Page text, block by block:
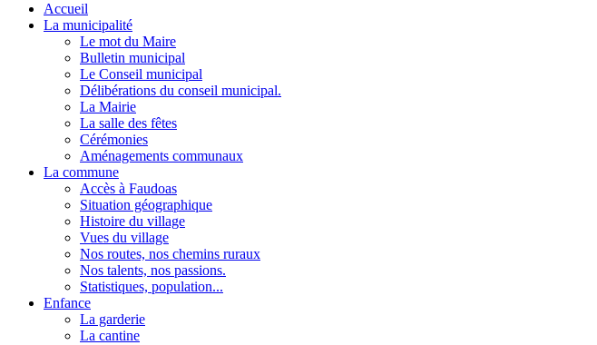
Accueil
La municipalité
Le mot du Maire
Bulletin municipal
Le Conseil municipal
Délibérations du conseil municipal.
La Mairie
La salle des fêtes
Cérémonies
Aménagements communaux
La commune
Accès à Faudoas
Situation géographique
Histoire du village
Vues du village
Nos routes, nos chemins ruraux
Nos talents, nos passions.
Statistiques, population...
Enfance
La garderie
La cantine